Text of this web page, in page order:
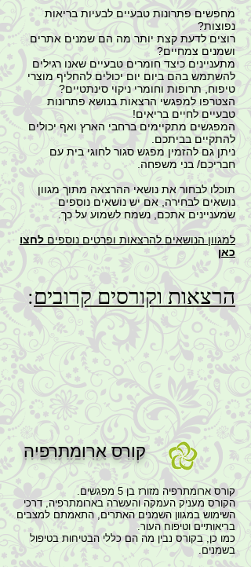
מחפשים פתרונות טבעיים לבעיות בריאות
נפוצות?
רוצים לדעת קצת יותר מה הם שמנים אתרים
ושמנים צמחיים?
מתעניינים כיצד חומרים טבעיים שאנו רגילים
להשתמש בהם ביום יום יכולים להחליף מוצרי
טיפוח, תרופות וחומרי ניקוי סינתטיים?
הצטרפו למפגשי הרצאות בנושא פתרונות
טבעיים לחיים בריאים!
המפגשים מתקיימים ברחבי הארץ ואף יכולים
להתקיים בביתכם.
ניתן גם להזמין מפגש סגור לחוגי בית עם
חבריכם/ בני משפחה.
תוכלו לבחור את נושאי ההרצאה מתוך מגוון
נושאים לבחירה,אם יש נושאים נוספים
שמעניינים אתכם, נשמח לשמוע על כך.
למגוון הנושאים להרצאות ופרטים נוספים לחצו
כאן
הרצאות וקורסים קרובים:
קורס ארומתרפיה
קורס ארומתרפיה מזורז בן 5 מפגשים.
הקורס מעניק העמקה והעשרה בארומתרפיה, דרכי
השימוש במגוון השמנים האתרים, התאמתם למצבים
בריאותיים וטיפוח העור.
כמו כן, בקורס נבין מה הם כללי הבטיחות בטיפול
בשמנים.